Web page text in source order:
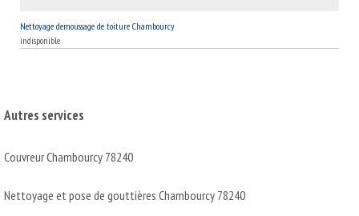
Nettoyage demoussage de toiture Chambourcy
indisponible
Autres services
Couvreur Chambourcy 78240
Nettoyage et pose de gouttières Chambourcy 78240